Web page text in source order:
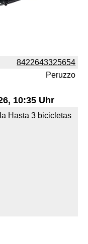
8422643325654
Peruzzo
10:35 Uhr
Hasta 3 bicicletas